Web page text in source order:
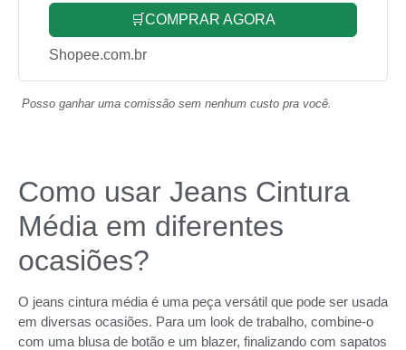
🛒COMPRAR AGORA
Shopee.com.br
Posso ganhar uma comissão sem nenhum custo pra você.
Como usar Jeans Cintura
Média em diferentes
ocasiões?
O jeans cintura média é uma peça versátil que pode ser usada
em diversas ocasiões. Para um look de trabalho, combine-o
com uma blusa de botão e um blazer, finalizando com sapatos